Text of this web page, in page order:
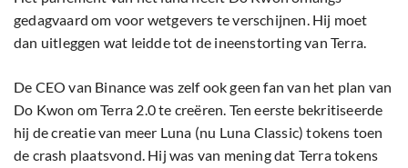
gedagvaard om voor wetgevers te verschijnen. Hij moet
dan uitleggen wat leidde tot de ineenstorting van Terra.
De CEO van Binance was zelf ook geen fan van het plan van
Do Kwon om Terra 2.0 te creëren. Ten eerste bekritiseerde
hij de creatie van meer Luna (nu Luna Classic) tokens toen
de crash plaatsvond. Hij was van mening dat Terra tokens